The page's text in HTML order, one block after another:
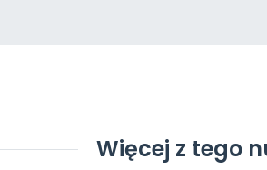
Więcej z tego